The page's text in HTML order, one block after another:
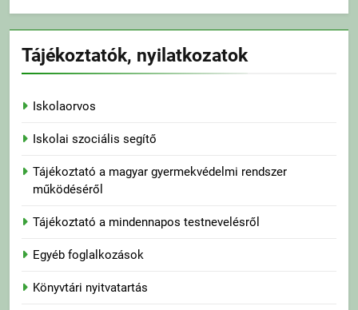
Tájékoztatók, nyilatkozatok
Iskolaorvos
Iskolai szociális segítő
Tájékoztató a magyar gyermekvédelmi rendszer
működéséről
Tájékoztató a mindennapos testnevelésről
Egyéb foglalkozások
Könyvtári nyitvatartás